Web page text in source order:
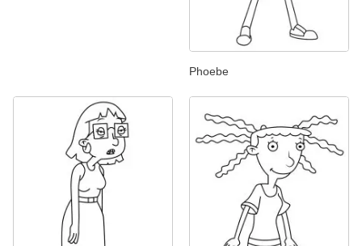
Phoebe